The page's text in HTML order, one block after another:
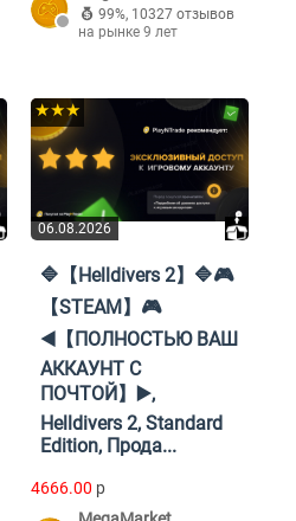
99%, 10327 отзывов
на рынке 9 лет
06.08.2026
★★★
🔷【Helldivers 2】🔷🎮
【STEAM】🎮
◀️【ПОЛНОСТЬЮ ВАШ
АККАУНТ С
ПОЧТОЙ】▶️,
Helldivers 2, Standard
Edition, Прода...
4666.00 p